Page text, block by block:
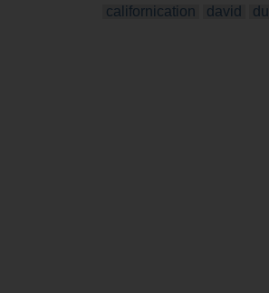
californication
david